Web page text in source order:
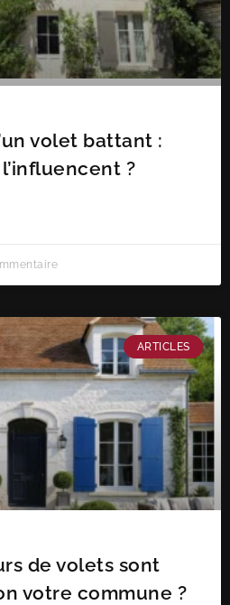
volet battant :
?
ARTICLES
de volets sont
votre commune ?